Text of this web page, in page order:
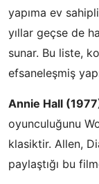
yapıma ev
yıllar geçse de
sunar. Bu liste,
efsaneleşmiş
Annie Hall
oyunculuğunu
klasiktir. Allen,
paylaştığı bu